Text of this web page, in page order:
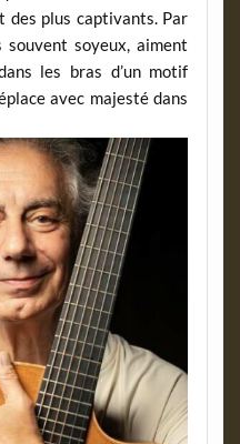
plus captivants. Par
souvent soyeux, aiment
les bras d’un motif
avec majesté dans